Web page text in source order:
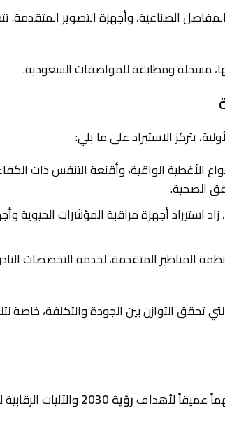
الصناعية، وأجهزة التصوير المتقدمة.
مسجلة ومطابقة للمواصفات السعودية.
يتركز الاستيراد على ما يلي:
الأغطية الواقية، وأقنعة التنفس ذات
الصحية.
استيراد أجهزة مراقبة المؤشرات الحيوية
المناظير المتقدمة، لخدمة التخصصات
التوازن بين الجودة والتكلفة، خاصة
عميقاً لأهدافرؤية 2030
والآليات